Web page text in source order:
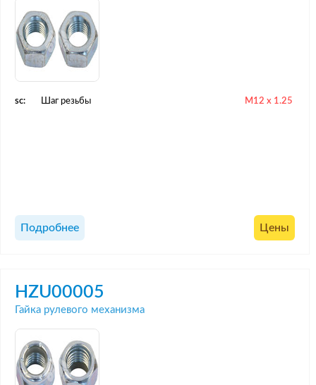
sc: Шаг резьбы M12 x 1.25
Подробнее Цены
HZU00005
Гайка рулевого механизма